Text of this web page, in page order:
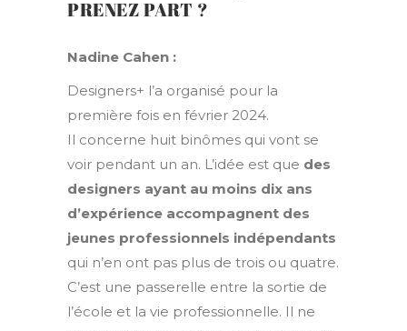
PRENEZ PART ?
Nadine Cahen :
Designers+ l’a organisé pour la
première fois en février 2024.
Il concerne huit binômes qui vont se
voir pendant un an. L’idée est que des
designers ayant au moins dix ans
d’expérience accompagnent des
jeunes professionnels indépendants
qui n’en ont pas plus de trois ou quatre.
C’est une passerelle entre la sortie de
l’école et la vie professionnelle. Il ne